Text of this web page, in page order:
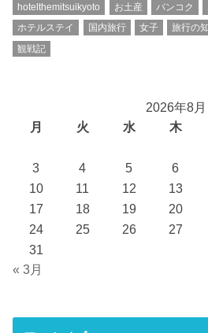
hotelthemitsuikyoto お土産 バンコク
ホテルステイ
国内旅行 女子 旅行の
観戦記
2026年8月
月
火 水 木
3
4 5 6
10
11 12 13
17
18 19 20
24
25 26 27
31
« 3月